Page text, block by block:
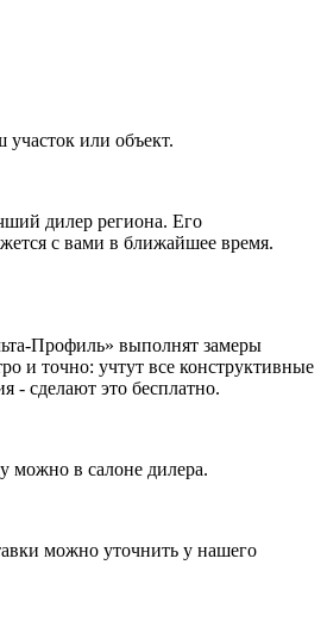
или объект.
дилер региона. Его
с вами в ближайшее время.
Профиль» выполнят замеры
и точно: учтут все конструктивные
- сделают это бесплатно.
можно в салоне дилера.
можно уточнить у нашего